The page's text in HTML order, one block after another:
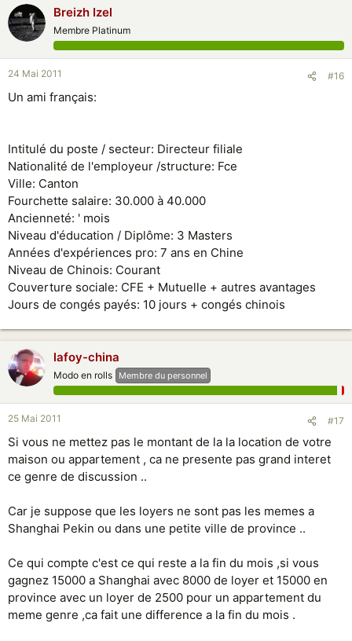
Breizh Izel
Membre Platinum
24 Mai 2011 #16
Un ami français:
Intitulé du poste / secteur: Directeur filiale
Nationalité de l'employeur /structure: Fce
Ville: Canton
Fourchette salaire: 30.000 à 40.000
Ancienneté: ' mois
Niveau d'éducation / Diplôme: 3 Masters
Années d'expériences pro: 7 ans en Chine
Niveau de Chinois: Courant
Couverture sociale: CFE + Mutuelle + autres avantages
Jours de congés payés: 10 jours + congés chinois
lafoy-china
Modo en rolls Membre du personnel
25 Mai 2011 #17
Si vous ne mettez pas le montant de la la location de votre
maison ou appartement , ca ne presente pas grand interet
ce genre de discussion ..
Car je suppose que les loyers ne sont pas les memes a
Shanghai Pekin ou dans une petite ville de province ..
Ce qui compte c'est ce qui reste a la fin du mois ,si vous
gagnez 15000 a Shanghai avec 8000 de loyer et 15000 en
province avec un loyer de 2500 pour un appartement du
meme genre ,ca fait une difference a la fin du mois .